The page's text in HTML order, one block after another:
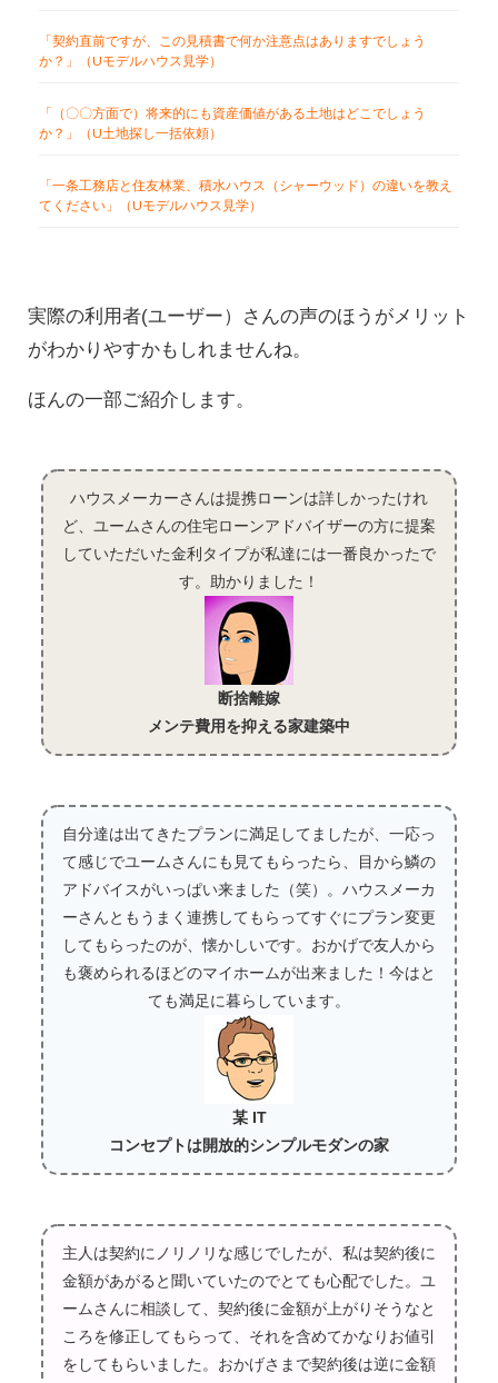
「契約直前ですが、この見積書で何か注意点はありますでしょう
か？」（Uモデルハウス見学）
「（〇〇方面で）将来的にも資産価値がある土地はどこでしょう
か？」（U土地探し一括依頼）
「一条工務店と住友林業、積水ハウス（シャーウッド）の違いを教え
てください」（Uモデルハウス見学）
実際の利用者(ユーザー）さんの声のほうがメリット
がわかりやすかもしれませんね。
ほんの一部ご紹介します。
ハウスメーカーさんは提携ローンは詳しかったけれ
ど、ユームさんの住宅ローンアドバイザーの方に提案
していただいた金利タイプが私達には一番良かったで
す。助かりました！
断捨離嫁
メンテ費用を抑える家建築中
自分達は出てきたプランに満足してましたが、一応っ
て感じでユームさんにも見てもらったら、目から鱗の
アドバイスがいっぱい来ました（笑）。ハウスメーカ
ーさんともうまく連携してもらってすぐにプラン変更
してもらったのが、懐かしいです。おかげで友人から
も褒められるほどのマイホームが出来ました！今はと
ても満足に暮らしています。
某 IT
コンセプトは開放的シンプルモダンの家
主人は契約にノリノリな感じでしたが、私は契約後に
金額があがると聞いていたのでとても心配でした。ユ
ームさんに相談して、契約後に金額が上がりそうなと
ころを修正してもらって、それを含めてかなりお値引
をしてもらいました。おかげさまで契約後は逆に金額